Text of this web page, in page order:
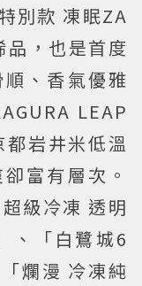
別款 凍眠ZA
，也是首度
、香氣優雅
LEAP
岩井米低溫
富有層次。
級冷凍 透明
、「白鷺城6
爛漫 冷凍純